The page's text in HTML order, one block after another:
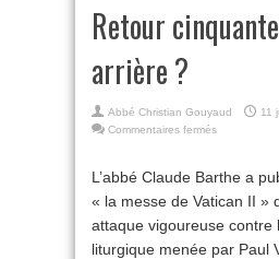
Retour
arrière ?
Abbé Christian Gouyaud
11
Commentaires fermés
ans
en
?
L’abbé Claude Barthe a
« la messe de Vatican II »
attaque vigoureuse contre
liturgique menée par Paul